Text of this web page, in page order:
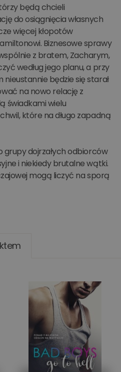
będą chcieli
do osiągnięcia własnych
więcej kłopotów
Biznesowe sprawy
z bratem, Zacharym,
według jego planu, a przy
będzie się starał
na nowo relację z
świadkami wielu
które na długo zapadną
grupy dojrzałych odbiorców
i niekiedy brutalne wątki.
mogą liczyć na sporą